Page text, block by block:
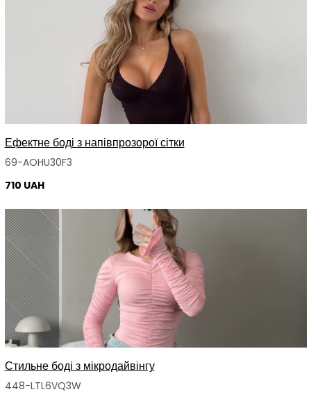
Ефектне боді з напівпрозорої сітки
69-AOHU30F3
710 UAH
Стильне боді з мікродайвінгу
448-LTL6VQ3W